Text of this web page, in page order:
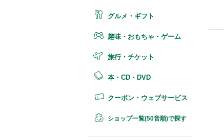
グルメ・ギフト
趣味・おもちゃ・ゲーム
旅行・チケット
本・CD・DVD
クーポン・ウェブサービス
ショップ一覧(50音順)で探す